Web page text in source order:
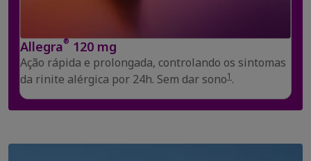
Allegra® 120 mg
Ação rápida e prolongada, controlando os sintomas
da rinite alérgica por 24h. Sem dar sono1 .